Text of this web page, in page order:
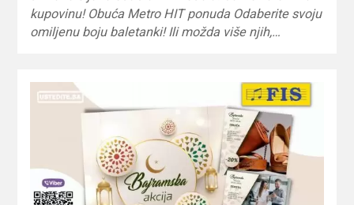
kupovinu! Obuća Metro HIT ponuda Odaberite svoju
omiljenu boju baletanki! Ili možda više njih,…